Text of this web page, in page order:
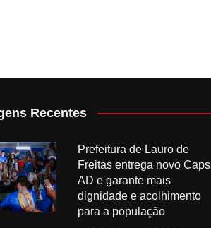
Recentes
Prefeitura de Lauro de
Freitas entrega novo Caps
AD e garante mais
dignidade e acolhimento
para a população